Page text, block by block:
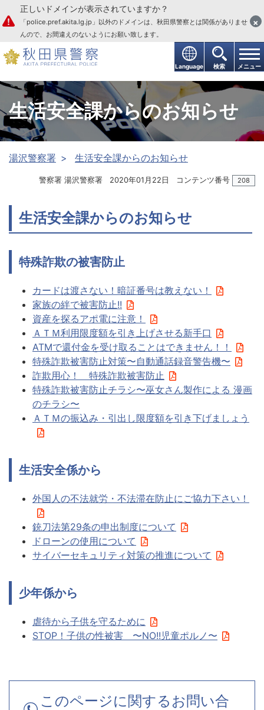
本文へ
Language 検索 メニュー
正しいドメインが表示されていますか？
「police.pref.akita.lg.jp」以外のドメインは、秋田県警察とは関係がありませ
んので、お間違えのないようにお願い致します。
×
生活安全課からのお知らせ
湯沢警察署 生活安全課からのお知らせ
警察署 湯沢警察署 2020年01月22日 コンテンツ番号 208
生活安全課からのお知らせ
特殊詐欺の被害防止
カードは渡さない！暗証番号は教えない！
家族の絆で被害防止!!
資産を探るアポ電に注意！
ＡＴＭ利用限度額を引き上げさせる新手口
ATMで還付金を受け取ることはできません！！
特殊詐欺被害防止対策〜自動通話録音警告機〜
詐欺用心！ 特殊詐欺被害防止
特殊詐欺被害防止チラシ〜巫女さん製作による 漫画
のチラシ〜
ＡＴＭの振込み・引出し限度額を引き下げましょう
生活安全係から
外国人の不法就労・不法滞在防止にご協力下さい！
銃刀法第29条の申出制度について
ドローンの使用について
サイバーセキュリティ対策の推進について
少年係から
虐待から子供を守るために
STOP！子供の性被害 〜NO!!児童ポルノ〜
このページに関するお問い合